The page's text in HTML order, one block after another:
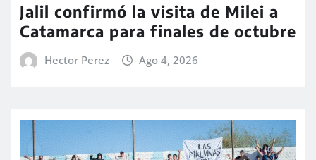
Jalil confirmó la visita de Milei a
Catamarca para finales de octubre
Hector Perez Ago 4, 2026